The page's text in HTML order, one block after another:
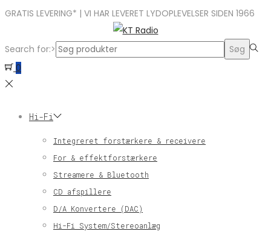
GRATIS LEVERING* | VI HAR LEVERET LYDOPLEVELSER SIDEN 1966
Search for:>
Søg
0
Hi-Fi
Integreret forstærkere & receivere
For & effektforstærkere
Streamere & Bluetooth
CD afspillere
D/A Konvertere (DAC)
Hi-Fi System/Stereoanlæg